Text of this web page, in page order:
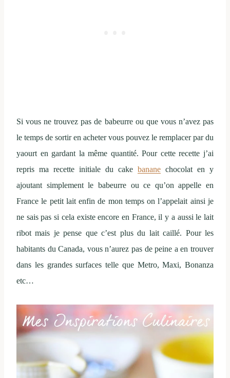
Si vous ne trouvez pas de babeurre ou que vous n’avez pas
le temps de sortir en acheter vous pouvez le remplacer par du
yaourt en gardant la même quantité. Pour cette recette j’ai
repris ma recette initiale du cake banane chocolat en y
ajoutant simplement le babeurre ou ce qu’on appelle en
France le petit lait enfin de mon temps on l’appelait ainsi je
ne sais pas si cela existe encore en France, il y a aussi le lait
ribot mais je pense que c’est plus du lait caillé. Pour les
habitants du Canada, vous n’aurez pas de peine a en trouver
dans les grandes surfaces telle que Metro, Maxi, Bonanza
etc…